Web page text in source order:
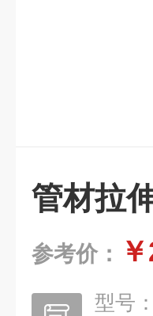
管材拉
参考价：
型号：